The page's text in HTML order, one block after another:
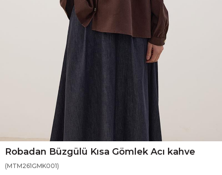
Robadan Büzgülü Kısa Gömlek Acı kahve
(MTM261GMK001)